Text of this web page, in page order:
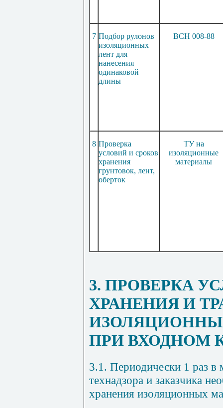
7 Подбор рулонов
изоляционных
лент для
нанесения
одинаковой
длины
ВСН 008-88
8 Проверка
условий и сроков
хранения
грунтовок, лент,
оберток
ТУ на
изоляционные
материалы
3. ПРОВЕРКА
ХРАНЕНИЯ И
ПРИ ВХОДНОМ
3.1. Периодически 1 раз в
технадзора и заказчика
хранения изоляционных